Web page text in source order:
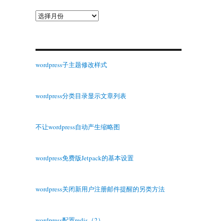
归
wordpress子主题修改样式
wordpress分类目录显示文章列表
不让wordpress自动产生缩略图
wordpress免费版Jetpack的基本设置
wordpress关闭新用户注册邮件提醒的另类方法